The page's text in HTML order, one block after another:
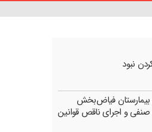
نبود
بیمارستان فیاض‌بخش
صنفی و اجرای ناقص قوانین